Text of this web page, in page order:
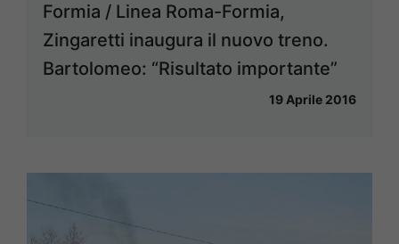
Formia / Linea Roma-Formia,
Zingaretti inaugura il nuovo treno.
Bartolomeo: “Risultato importante”
19 Aprile 2016